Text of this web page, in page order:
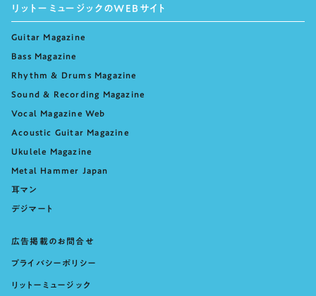
リットーミュージックのWEBサイト
Guitar Magazine
Bass Magazine
Rhythm & Drums Magazine
Sound & Recording Magazine
Vocal Magazine Web
Acoustic Guitar Magazine
Ukulele Magazine
Metal Hammer Japan
耳マン
デジマート
広告掲載のお問合せ
プライバシーポリシー
リットーミュージック